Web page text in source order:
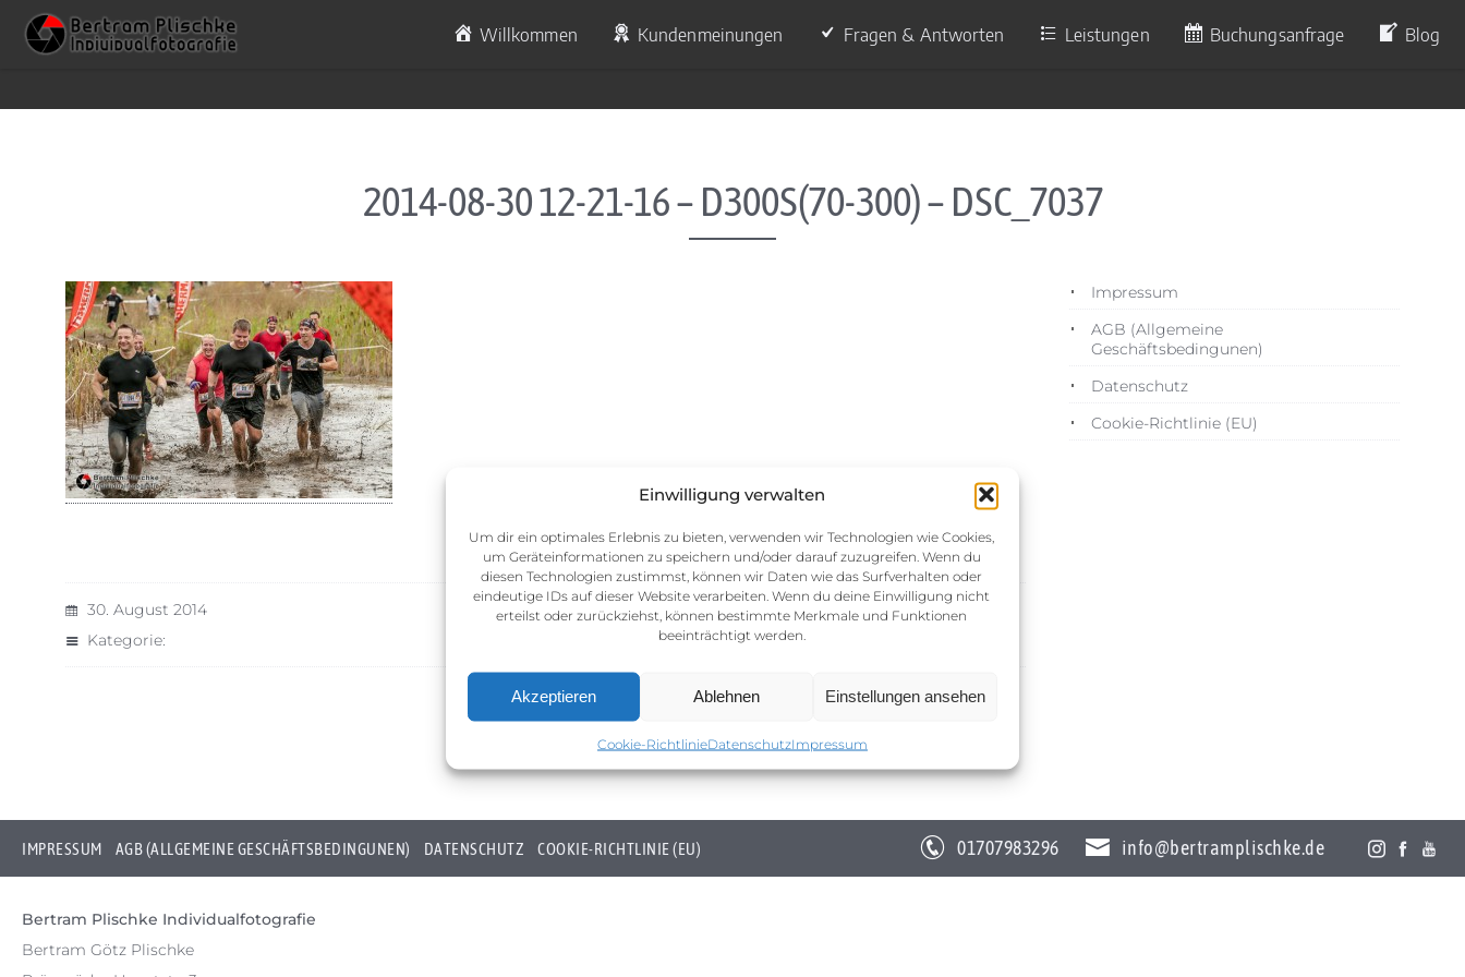
Einwilligung verwalten
Um dir ein optimales Erlebnis zu bieten, verwenden wir Technologien wie Cookies,
um Geräteinformationen zu speichern und/oder darauf zuzugreifen. Wenn du
diesen Technologien zustimmst, können wir Daten wie das Surfverhalten oder
eindeutige IDs auf dieser Website verarbeiten. Wenn du deine Einwilligung nicht
erteilst oder zurückziehst, können bestimmte Merkmale und Funktionen
beeinträchtigt werden.
Akzeptieren Ablehnen Einstellungen ansehen
Cookie-RichtlinieDatenschutzImpressum
Skip to content Willkommen Kundenmeinungen Fragen & Antworten Leistungen Buchungsanfrage Blog
2014-08-30 12-21-16 – D300S(70-300) – DSC_7037
30. August 2014
Kategorie:
Impressum
AGB (Allgemeine
Geschäftsbedingunen)
Datenschutz
Cookie-Richtlinie (EU)
IMPRESSUM AGB (ALLGEMEINE GESCHÄFTSBEDINGUNEN) DATENSCHUTZ COOKIE-RICHTLINIE (EU) 01707983296 info@bertramplischke.de
Bertram Plischke Individualfotografie
Bertram Götz Plischke